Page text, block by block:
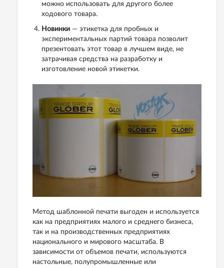
можно использовать для другого более
ходового товара.
Новинки — этикетка для пробных и
экспериментальных партий товара позволит
презентовать этот товар в лучшем виде, не
затрачивая средства на разработку и
изготовление новой этикетки.
Метод шаблонной печати выгоден и используется
как на предприятиях малого и среднего бизнеса,
так и на производственных предприятиях
национального и мирового масштаба. В
зависимости от объемов печати, используются
настольные, полупромышленные или